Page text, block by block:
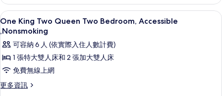
(Mobility
&
Hearing,
Roll-
in
Shower)
的
所
(Mobility
&
Hearing,
Roll-
in
Shower)
的
詳
特
大
雙
人
床,
無
障
客
房,
張
特
大
人
床,
無
顯
示
One
King
Two
Queen
Two
12
One King Two Queen Two Bedroom, Accessible
,Nonsmoking
可容納 6 人 (依實際入住人數計費)
1 張特大雙人床和 2 張加大雙人床
免費無線上網
更多資訊
更